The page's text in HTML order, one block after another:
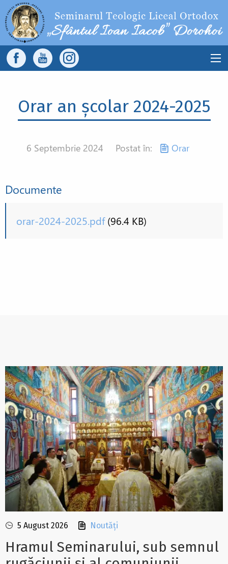
Sari la conținutul principal
Main
Orar an școlar 2024-2025
6 Septembrie 2024 Postat în: Orar
Documente
orar-2024-2025.pdf (96.4 KB)
5 August 2026 Noutăți
Hramul Seminarului, sub semnul